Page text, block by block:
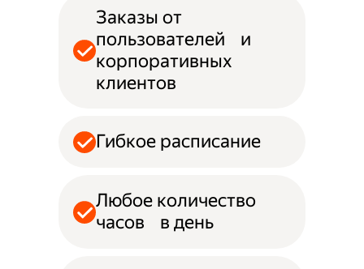
Заказы от
пользователей и
корпоративных
клиентов
Гибкое расписание
Любое количество
часов в день